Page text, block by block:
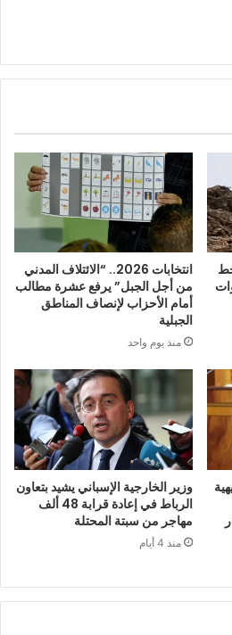
انتخابات 2026.. “الائتلاف المدني
من أجل الجبل” يرفع عشرة مطالب
أمام الأحزاب لإنصاف المناطق
الجبلية
منذ يوم واحد
وزير الخارجية الإسباني يشيد بتعاون
الرباط في إعادة قرابة 48 ألف
مهاجر من سبتة المحتلة
منذ 4 أيام